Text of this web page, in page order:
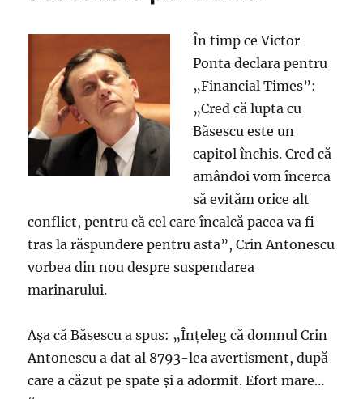
În timp ce Victor
Ponta declara pentru
„Financial Times”:
„Cred că lupta cu
Băsescu este un
capitol închis. Cred că
amândoi vom încerca
să evităm orice alt
conflict, pentru că cel care încalcă pacea va fi
tras la răspundere pentru asta”, Crin Antonescu
vorbea din nou despre suspendarea
marinarului.
Aşa că Băsescu a spus: „Înţeleg că domnul Crin
Antonescu a dat al 8793-lea avertisment, după
care a căzut pe spate şi a adormit. Efort mare…